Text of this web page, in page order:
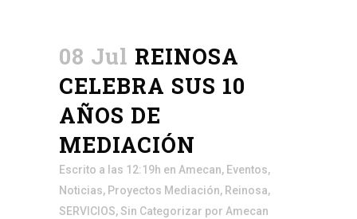
08 Jul REINOSA
CELEBRA SUS 10
AÑOS DE
MEDIACIÓN
Escrito a las 12:19h en Amecan, Eventos,
Noticias, Proyectos Mediación, Reinosa,
SERVICIOS,Sin Categorizar por Amecan